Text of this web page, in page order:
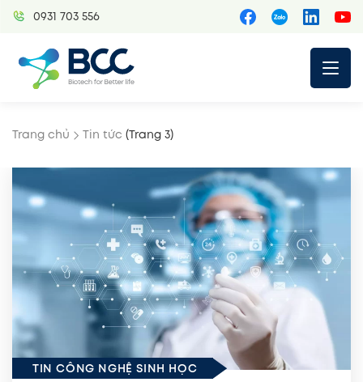
Skip
0931 703 556
Trang chủ Tin tức (Trang 3)
TIN CÔNG NGHỆ SINH HỌC